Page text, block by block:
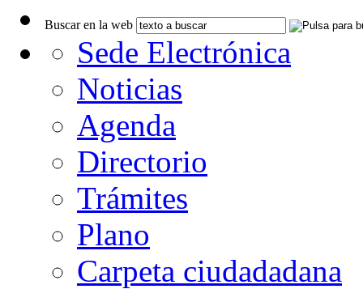
Buscar en la web
Sede Electrónica
Noticias
Agenda
Directorio
Trámites
Plano
Carpeta ciudadadana